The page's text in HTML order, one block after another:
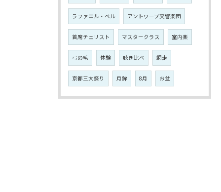
ラファエル・ベル アントワープ交響楽団
首席チェリスト マスタークラス 室内楽
弓の毛 体験 聴き比べ 網走
京都三大祭り 月鉾 8月 お盆